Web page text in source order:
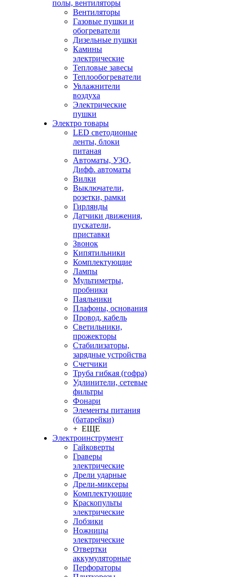
полы, вентиляторы
Вентиляторы
Газовые пушки и
обогреватели
Дизельные пушки
Камины
электрические
Тепловые завесы
Теплообогреватели
Увлажнители
воздуха
Электрические
пушки
Электро товары
LED светодионые
ленты, блоки
питаная
Автоматы, УЗО,
Дифф. автоматы
Вилки
Выключатели,
розетки, рамки
Гирлянды
Датчики движения,
пускатели,
приставки
Звонок
Кипятильники
Комплектующие
Лампы
Мультиметры,
пробники
Паяльники
Плафоны, основания
Провод, кабель
Светильники,
прожекторы
Стабилизаторы,
зарядные устройства
Счетчики
Труба гибкая (гофра)
Удлинители, сетевые
фильтры
Фонари
Элементы питания
(батарейки)
+ ЕЩЕ
Электроинструмент
Гайковерты
Граверы
электрические
Дрели ударные
Дрели-миксеры
Комплектующие
Краскопульты
электрические
Лобзики
Ножницы
электрические
Отвертки
аккумуляторные
Перфораторы